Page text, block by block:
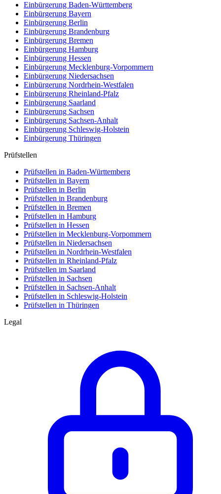
Einbürgerung Baden-Württemberg
Einbürgerung Bayern
Einbürgerung Berlin
Einbürgerung Brandenburg
Einbürgerung Bremen
Einbürgerung Hamburg
Einbürgerung Hessen
Einbürgerung Mecklenburg-Vorpommern
Einbürgerung Niedersachsen
Einbürgerung Nordrhein-Westfalen
Einbürgerung Rheinland-Pfalz
Einbürgerung Saarland
Einbürgerung Sachsen
Einbürgerung Sachsen-Anhalt
Einbürgerung Schleswig-Holstein
Einbürgerung Thüringen
Prüfstellen
Prüfstellen in Baden-Württemberg
Prüfstellen in Bayern
Prüfstellen in Berlin
Prüfstellen in Brandenburg
Prüfstellen in Bremen
Prüfstellen in Hamburg
Prüfstellen in Hessen
Prüfstellen in Mecklenburg-Vorpommern
Prüfstellen in Niedersachsen
Prüfstellen in Nordrhein-Westfalen
Prüfstellen in Rheinland-Pfalz
Prüfstellen im Saarland
Prüfstellen in Sachsen
Prüfstellen in Sachsen-Anhalt
Prüfstellen in Schleswig-Holstein
Prüfstellen in Thüringen
Legal